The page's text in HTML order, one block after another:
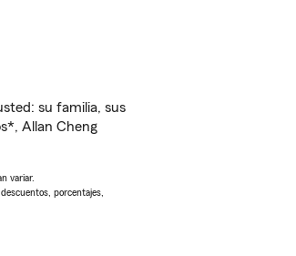
su familia, sus
Allan Cheng
variar.
porcentajes,